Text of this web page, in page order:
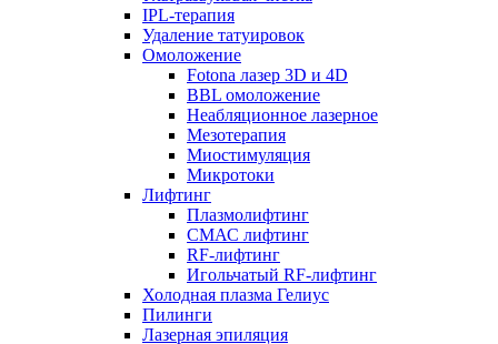
IPL-терапия
Удаление татуировок
Омоложение
Fotona лазер 3D и 4D
BBL омоложение
Неабляционное лазерное
Мезотерапия
Миостимуляция
Микротоки
Лифтинг
Плазмолифтинг
СМАС лифтинг
RF-лифтинг
Игольчатый RF-лифтинг
Холодная плазма Гелиус
Пилинги
Лазерная эпиляция